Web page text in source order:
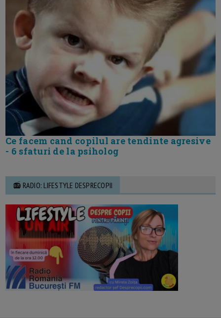
Ce facem cand copilul are tendinte agresive
- 6 sfaturi de la psiholog
📻 RADIO: LIFESTYLE DESPRECOPII